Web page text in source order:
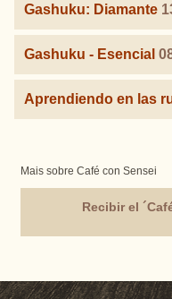
Gashuku: Diamante
Gashuku - Esencial
Aprendiendo en las
Mais sobre Café con Sensei
Recibir el